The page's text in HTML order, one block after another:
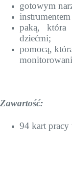
gotowym
paką, która
dziećmi;
pomocą,
Zawartość:
94 kart